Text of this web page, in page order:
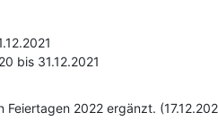
bis 31.12.2021
2022 ergänzt.